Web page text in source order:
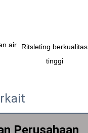
air
Ritsleting berkualitas
tinggi
Perusahaan